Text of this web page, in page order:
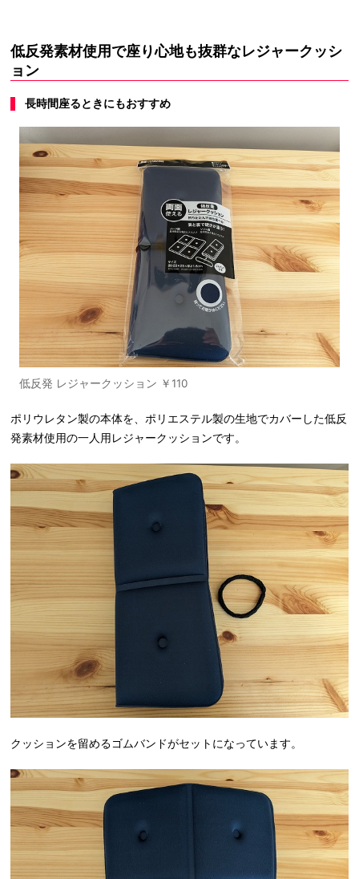
低反発素材使用で座り心地も抜群なレジャークッシ
ョン
長時間座るときにもおすすめ
低反発 レジャークッション ￥110
ポリウレタン製の本体を、ポリエステル製の生地でカバーした低反
発素材使用の一人用レジャークッションです。
クッションを留めるゴムバンドがセットになっています。